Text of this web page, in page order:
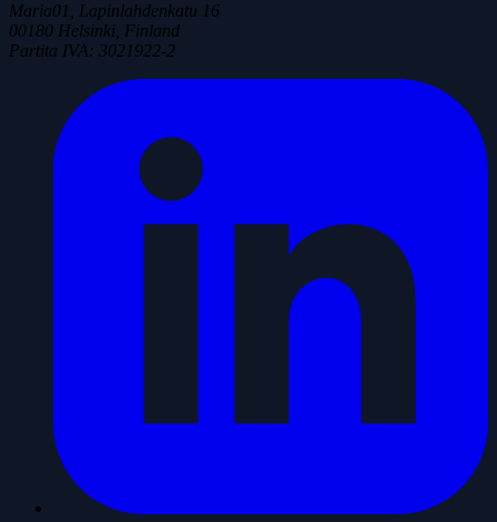
Maria01, Lapinlahdenkatu 16
00180 Helsinki, Finland
Partita IVA: 3021922-2